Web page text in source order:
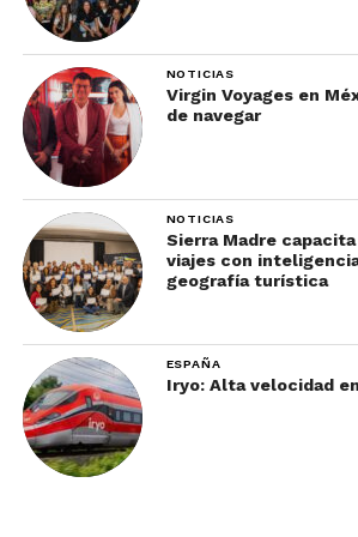
NOTICIAS
Virgin Voyages en
de navegar
NOTICIAS
Sierra Madre
viajes con
geografía turística
ESPAÑA
Iryo: Alta velocidad